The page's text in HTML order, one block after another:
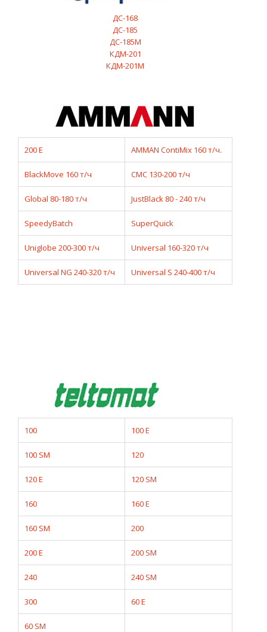
ДС-168
ДС-185
ДС-185М
КДМ-201
КДМ-201М
200 E AMMAN ContiMix 160 т/ч.
BlackMove 160 т/ч CMC 130-200 т/ч
Global 80-180 т/ч JustBlack 80 - 240 т/ч
SpeedyBatch SuperQuick
Uniglobe 200-300 т/ч Universal 160-320 т/ч
Universal NG 240-320 т/ч Universal S 240-400 т/ч
100 100 E
100 SM 120
120 E 120 SM
160 160 E
160 SM 200
200 E 200 SM
240 240 SM
300 60 E
60 SM